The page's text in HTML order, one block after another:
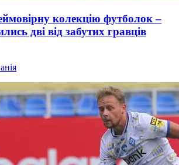
колекцію футболок –
дві від забутих гравців